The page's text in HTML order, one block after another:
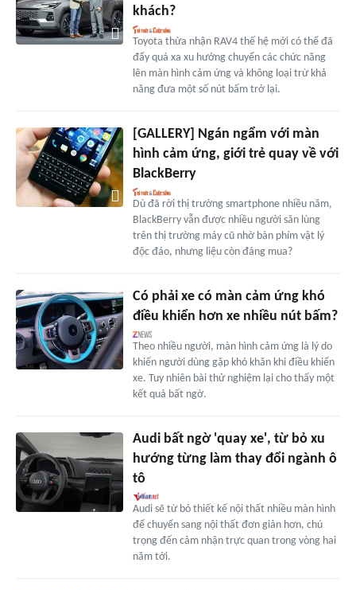
khách?
Toyota thừa nhận RAV4 thế hệ mới có thể đã
đẩy quá xa xu hướng chuyển các chức năng
lên màn hình cảm ứng và không loại trừ khả
năng đưa một số nút bấm trở lại.
[GALLERY] Ngán ngẩm với màn
hình cảm ứng, giới trẻ quay về với
BlackBerry
Dù đã rời thị trường smartphone nhiều năm,
BlackBerry vẫn được nhiều người săn lùng
trên thị trường máy cũ nhờ bàn phím vật lý
độc đáo, nhưng liệu còn đáng mua?
Có phải xe có màn cảm ứng khó
điều khiển hơn xe nhiều nút bấm?
Theo nhiều người, màn hình cảm ứng là lý do
khiến người dùng gặp khó khăn khi điều khiển
xe. Tuy nhiên bài thử nghiệm lại cho thấy một
kết quả bất ngờ.
Audi bất ngờ 'quay xe', từ bỏ xu
hướng từng làm thay đổi ngành ô
tô
Audi sẽ từ bỏ thiết kế nội thất nhiều màn hình
để chuyển sang nội thất đơn giản hơn, chú
trọng đến cảm nhận trực quan trong vòng hai
năm tới.